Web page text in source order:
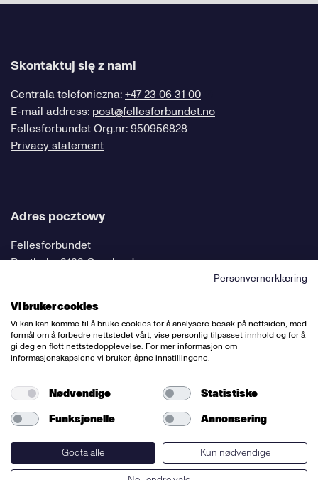
Skontaktuj się z nami
Centrala telefoniczna:+47 23 06 31 00
E-mail address: post@fellesforbundet.no
Fellesforbundet Org.nr: 950956828
Privacy statement
Adres pocztowy
Fellesforbundet
Postboks 9199 Grønland
Śledź nas w mediach społecznościowych
Chief editor:Bettina Thorvik
Web editor:Willy Bergsnov
Personvernerklæring
Vi bruker cookies
Vi kan kan komme til å bruke cookies for å analysere besøk på nettsiden, med
formål om å forbedre nettstedet vårt, vise personlig tilpasset innhold og for å
gi deg en flott nettstedopplevelse. For mer informasjon om
informasjonskapslene vi bruker, åpne innstillingene.
Nødvendige
Statistiske
Funksjonelle
Annonsering
Godta alle
Kun nødvendige